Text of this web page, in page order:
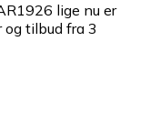
lige nu er
og tilbud fra 3